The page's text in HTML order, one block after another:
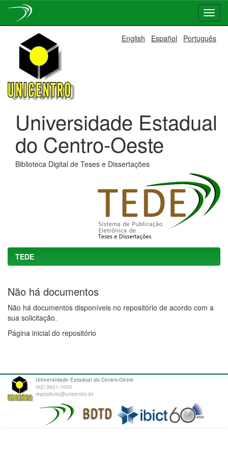
navigation
English Español Português
Universidade Estadual
do Centro-Oeste
Biblioteca Digital de Teses e Dissertações
TEDE
Não há documentos
Não há documentos disponíveis no repositório de acordo com a
sua solicitação.
Página inicial do repositório
Universidade Estadual do Centro-Oeste
(42) 3621-1000
repositorio@unicentro.br